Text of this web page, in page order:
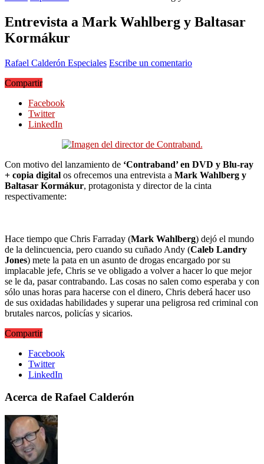
Entrevista a Mark Wahlberg y Baltasar
Kormákur
Rafael Calderón Especiales Escribe un comentario
Compartir
Facebook
Twitter
LinkedIn
Con motivo del lanzamiento de ‘Contraband’ en DVD y Blu-ray
+ copia digital os ofrecemos una entrevista a Mark Wahlberg y
Baltasar Kormákur, protagonista y director de la cinta
respectivamente:
Hace tiempo que Chris Farraday (Mark Wahlberg) dejó el mundo
de la delincuencia, pero cuando su cuñado Andy (Caleb Landry
Jones) mete la pata en un asunto de drogas encargado por su
implacable jefe, Chris se ve obligado a volver a hacer lo que mejor
se le da, pasar contrabando. Las cosas no salen como esperaba y con
sólo unas horas para hacerse con el dinero, Chris deberá hacer uso
de sus oxidadas habilidades y superar una peligrosa red criminal con
brutales narcos, policías y sicarios.
Compartir
Facebook
Twitter
LinkedIn
Acerca de Rafael Calderón